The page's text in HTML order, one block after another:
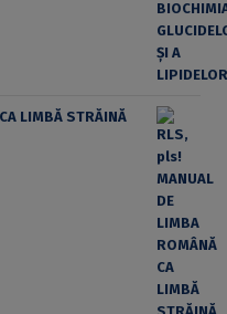
LIMBĂ STRĂINĂ